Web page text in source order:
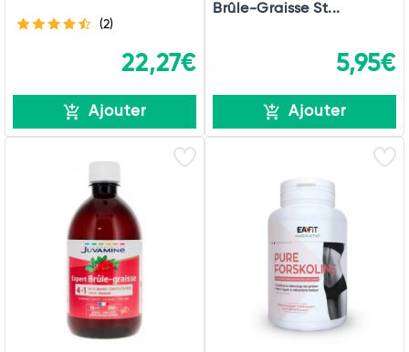
(2)
22,27€
Ajouter
Brûle-Graisse St...
5,95€
Ajouter